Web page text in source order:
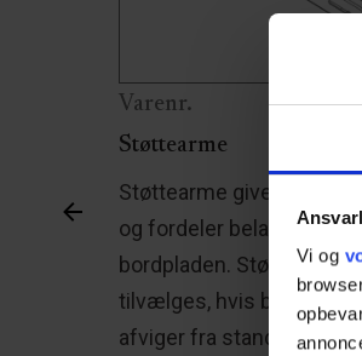
Vi og
Varenr.
Støttearme
Støttearme giver en
og fordeler belastningen
bordpladen. Støttearme
tilvælges, hvis
afviger fra standarden